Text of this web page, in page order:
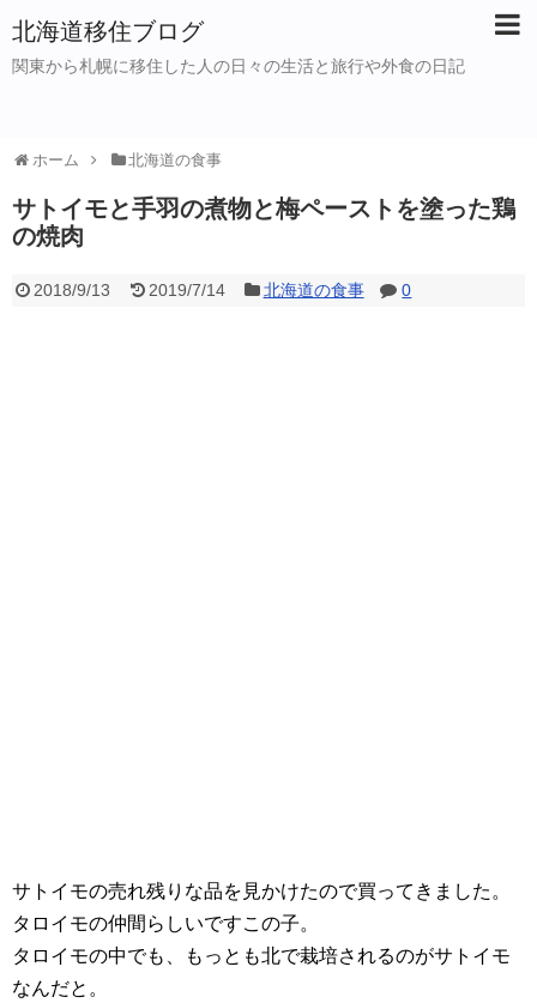
北海道移住ブログ
関東から札幌に移住した人の日々の生活と旅行や外食の日記
ホーム 北海道の食事
サトイモと手羽の煮物と梅ペーストを塗った鶏
の焼肉
2018/9/13 2019/7/14 北海道の食事 0
サトイモの売れ残りな品を見かけたので買ってきました。
タロイモの仲間らしいですこの子。
タロイモの中でも、もっとも北で栽培されるのがサトイモ
なんだと。